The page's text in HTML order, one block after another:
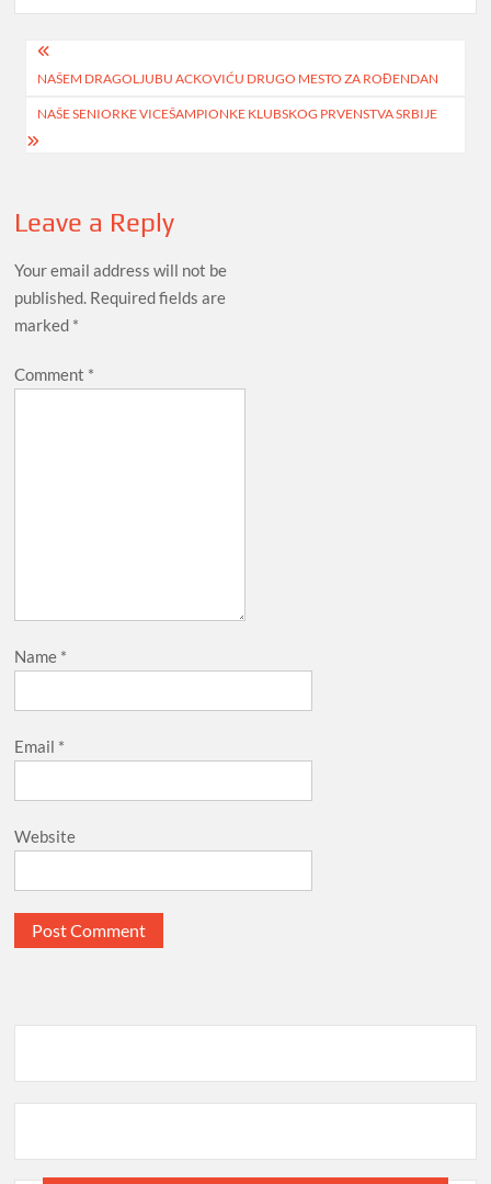
Post
navigation
NAŠEM DRAGOLJUBU ACKOVIĆU DRUGO MESTO ZA ROĐENDAN
NAŠE SENIORKE VICEŠAMPIONKE KLUBSKOG PRVENSTVA SRBIJE
Leave a Reply
Your email address will not be
published. Required fields are
marked *
Comment *
Name *
Email *
Website